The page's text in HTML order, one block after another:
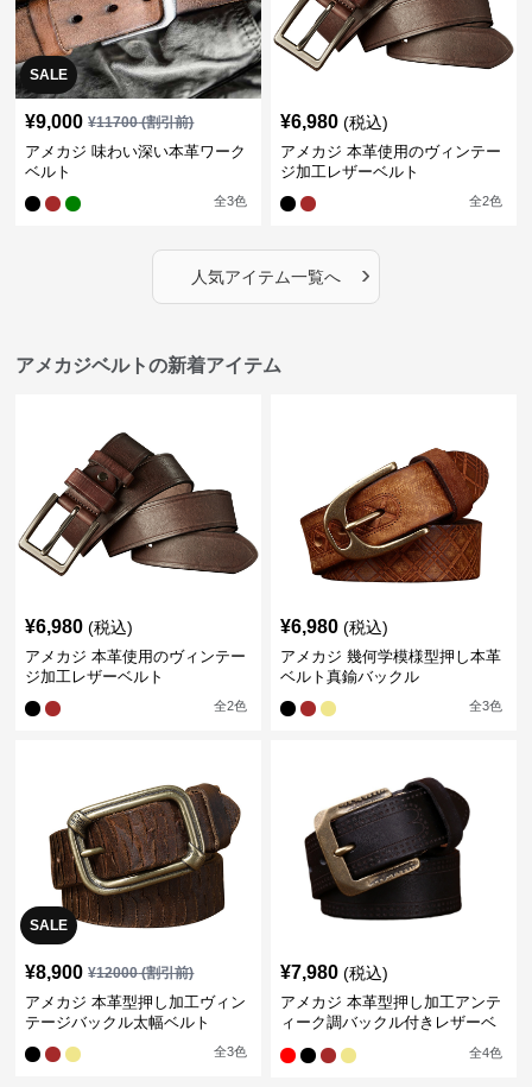
SALE
¥9,000 ¥11700(割引前)
アメカジ 味わい深い本革ワーク
ベルト
全3色
¥6,980 (税込)
アメカジ 本革使用のヴィンテー
ジ加工レザーベルト
全2色
人気アイテム一覧へ ›
アメカジベルトの新着アイテム
¥6,980 (税込)
アメカジ 本革使用のヴィンテー
ジ加工レザーベルト
全2色
¥6,980 (税込)
アメカジ 幾何学模様型押し本革
ベルト真鍮バックル
全3色
SALE
¥8,900 ¥12000(割引前)
アメカジ 本革型押し加工ヴィン
テージバックル太幅ベルト
全3色
¥7,980 (税込)
アメカジ 本革型押し加工アンテ
ィーク調バックル付きレザーベ
全4色